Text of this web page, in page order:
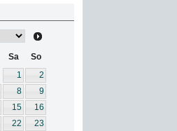
Sa
So
1
2
8
9
15
16
22
23